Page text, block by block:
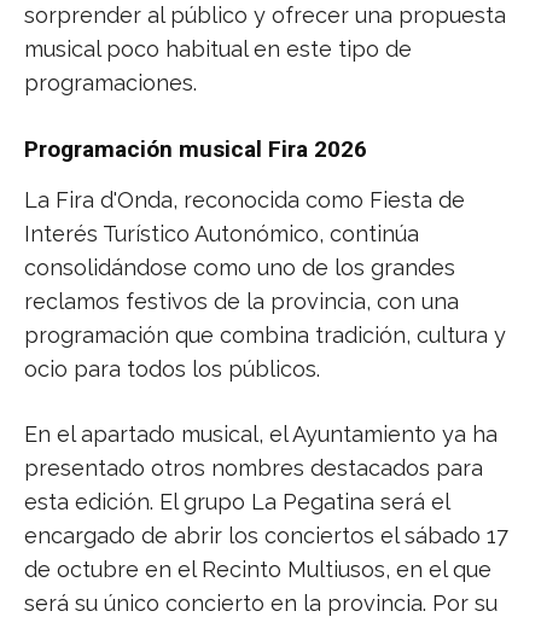
sorprender al público y ofrecer una propuesta
musical poco habitual en este tipo de
programaciones.
Programación musical Fira 2026
La Fira d'Onda, reconocida como Fiesta de
Interés Turístico Autonómico, continúa
consolidándose como uno de los grandes
reclamos festivos de la provincia, con una
programación que combina tradición, cultura y
ocio para todos los públicos.
En el apartado musical, el Ayuntamiento ya ha
presentado otros nombres destacados para
esta edición. El grupo La Pegatina será el
encargado de abrir los conciertos el sábado 17
de octubre en el Recinto Multiusos, en el que
será su único concierto en la provincia. Por su